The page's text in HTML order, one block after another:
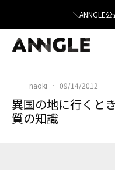
＼ANNGLE
naoki · 09/14/2012
異国の地に行くと
質の知識